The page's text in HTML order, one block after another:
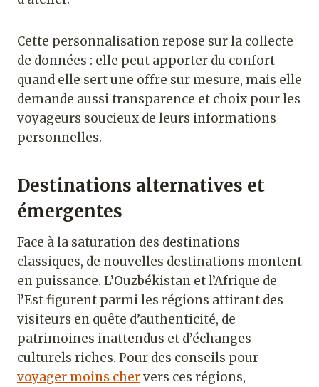
Cette personnalisation repose sur la collecte
de données : elle peut apporter du confort
quand elle sert une offre sur mesure, mais elle
demande aussi transparence et choix pour les
voyageurs soucieux de leurs informations
personnelles.
Destinations alternatives et
émergentes
Face à la saturation des destinations
classiques, de nouvelles destinations montent
en puissance. L’Ouzbékistan et l’Afrique de
l’Est figurent parmi les régions attirant des
visiteurs en quête d’authenticité, de
patrimoines inattendus et d’échanges
culturels riches. Pour des conseils pour
voyager moins chervers ces régions,